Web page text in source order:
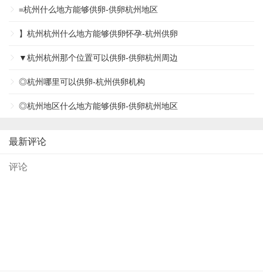
=杭州什么地方能够供卵-供卵杭州地区
】杭州杭州什么地方能够供卵怀孕-杭州供卵
▼杭州杭州那个位置可以供卵-供卵杭州周边
◎杭州哪里可以供卵-杭州供卵机构
◎杭州地区什么地方能够供卵-供卵杭州地区
最新评论